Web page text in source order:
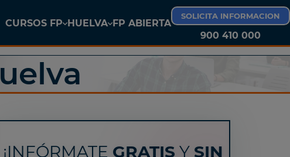
CURSOS FP HUELVA FP ABIERTA
900 410 000
SOLICITA INFORMACION
¡INFÓRMATE GRATIS Y SIN